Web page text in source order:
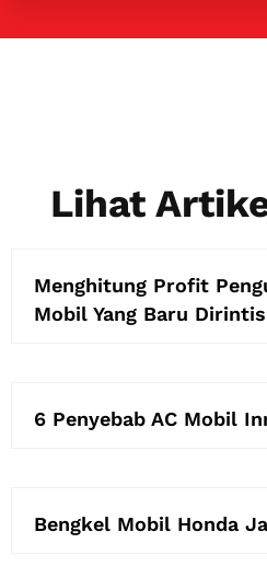
Lihat
Menghitung Profit
Mobil Yang Baru Dirintis
6 Penyebab AC Mobil
Bengkel Mobil Honda